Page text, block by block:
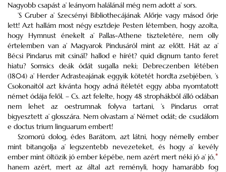
Nagyobb csapást a’ leányom halálánál még nem adott a’ sors.
’S Gruber a’ Szecsényi Bibliothecájának Alőrje vagy másod őrje
lett! Azt hallám most négy esztdeje Pesten létemben, hogy azolta,
hogy Hymnust énekelt a’ Pallas-Athene tiszteletére, nem olly
értelemben van a’ Magyarok Pindusáról mint az előtt. Hát az a’
Bécsi Pindarus mit csinál? hallod e hírét? quid dignum tanto feret
hiatu? Somsics deák ódát sugalla neki; Debreczenben létében
(1804) a’ Herder Adrasteajának eggyik kötetét hordta zsebjében, ’s
Csokonaitól azt kívánta hogy adná ítéletét eggy abba nyomtatott
német ódája felől. – Cs. azt felelte, hogy 48 strophákból álló odában
nem lehet az oestrumnak folyva tartani, ’s Pindarus orrat
bigyesztett a’ glosszára. Nem olvastam a’ Német odát; de csudálom
e doctus trium linguarum embert!
Szomorú dolog, édes Barátom, azt látni, hogy némelly ember
mint bitangolja a’ legszentebb nevezeteket, és hogy a’ kevély
ember mint öltözik jó ember képébe, nem azért mert néki jó a’ jó,*
hanem azért, mert az által azt reményli, hogy hamarább fog